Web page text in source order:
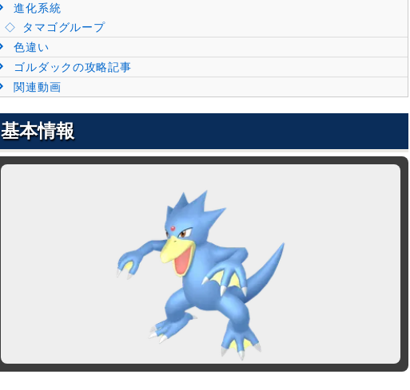
進化系統
タマゴグループ
色違い
ゴルダックの攻略記事
関連動画
基本情報